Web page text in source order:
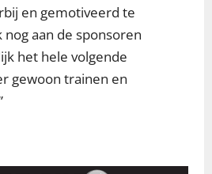
en gemotiveerd te
nog aan de sponsoren
het hele volgende
gewoon trainen en